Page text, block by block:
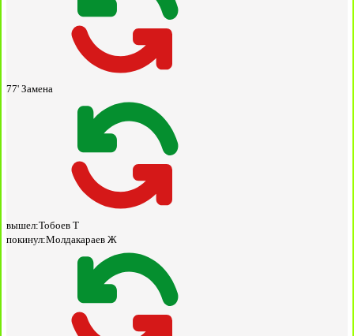
77' Замена
вышел:Тобоев Т
покинул:Молдакараев Ж